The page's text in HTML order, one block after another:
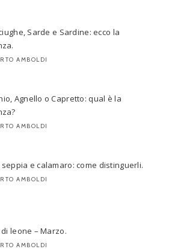
Sarde e Sardine: ecco la
AMBOLDI
Agnello o Capretto: qual è la
AMBOLDI
e calamaro: come distinguerli.
AMBOLDI
leone – Marzo.
AMBOLDI